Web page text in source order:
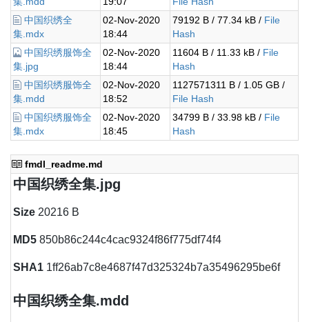
中国织绣全
集.mdx
02-Nov-2020
18:44
79192 B / 77.34 kB / File
Hash
中国织绣服饰全
集.jpg
02-Nov-2020
18:44
11604 B / 11.33 kB / File
Hash
中国织绣服饰全
集.mdd
02-Nov-2020
18:52
1127571311 B / 1.05 GB /
File Hash
中国织绣服饰全
集.mdx
02-Nov-2020
18:45
34799 B / 33.98 kB / File
Hash
fmdl_readme.md
中国织绣全集.jpg
Size 20216 B
MD5 850b86c244c4cac9324f86f775df74f4
SHA1 1ff26ab7c8e4687f47d325324b7a35496295be6f
中国织绣全集.mdd